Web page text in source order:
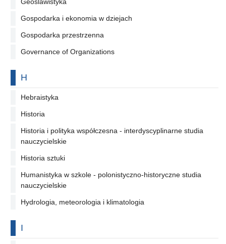
Gospodarka i ekonomia w dziejach
Gospodarka przestrzenna
Governance of Organizations
Na literę
H
Hebraistyka
Historia
Historia i polityka współczesna - interdyscyplinarne studia
nauczycielskie
Historia sztuki
Humanistyka w szkole - polonistyczno-historyczne studia
nauczycielskie
Hydrologia, meteorologia i klimatologia
Na literę
I